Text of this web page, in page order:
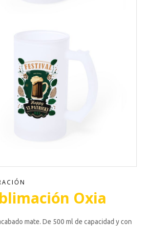
Oxia
mate. De 500 ml de capacidad y con